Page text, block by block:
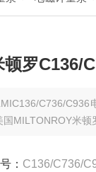
罗C136/
C736/C936
国MILTONROY米
： C136/C736/